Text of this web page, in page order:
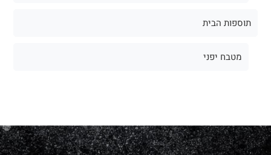
תוספות הבית
מטבח יפני